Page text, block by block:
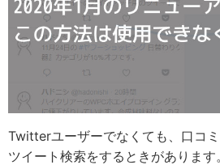
Twitterユーザーでなくても、口コ
ツイート検索をするときがありま